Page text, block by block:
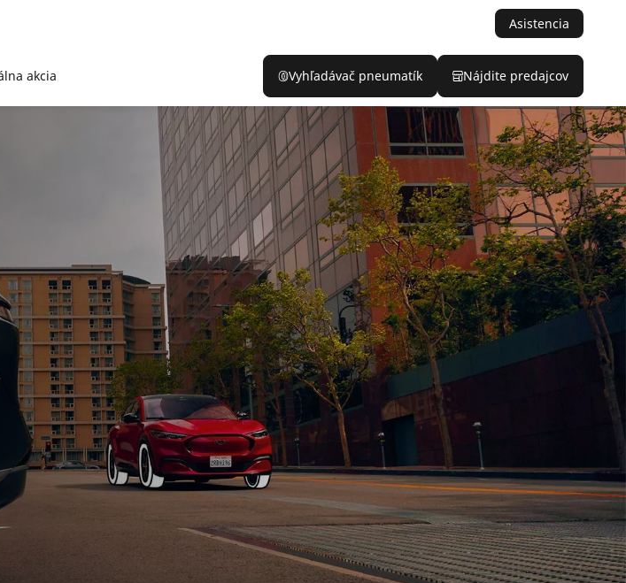
Asistencia
akcia Vyhľadávač pneumatík Nájdite predajcov